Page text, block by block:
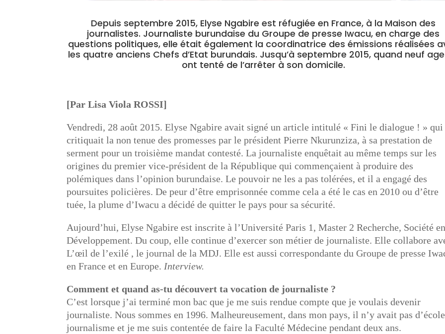
Depuis septembre 2015, Elyse Ngabire est réfugiée en France, à la Maison des
journalistes. Journaliste burundaise du Groupe de presse Iwacu, en charge des
questions politiques, elle était également la coordinatrice des émissions réalisées
les quatre anciens Chefs d’Etat burundais. Jusqu’à septembre 2015, quand neuf
ont tenté de l’arrêter à son domicile.
[Par Lisa Viola ROSSI]
Vendredi, 28 août 2015. Elyse Ngabire avait signé un article intitulé « Fini le dialogue ! » qui
critiquait la non tenue des promesses par le président Pierre Nkurunziza, à sa prestation de
serment pour un troisième mandat contesté. La journaliste enquêtait au même temps sur les
origines du premier vice-président de la République qui commençaient à produire des
polémiques dans l’opinion burundaise. Le pouvoir ne les a pas tolérées, et il a engagé des
poursuites policières. De peur d’être emprisonnée comme cela a été le cas en 2010 ou d’être
tuée, la plume d’Iwacu a décidé de quitter le pays pour sa sécurité.
Aujourd’hui, Elyse Ngabire est inscrite à l’Université Paris 1, Master 2 Recherche, Société
Développement. Du coup, elle continue d’exercer son métier de journaliste. Elle collabore
L’œil de l’exilé , le journal de la MDJ. Elle est aussi correspondante du Groupe de presse
en France et en Europe. Interview.
Comment et quand as-tu découvert ta vocation de journaliste ?
C’est lorsque j’ai terminé mon bac que je me suis rendue compte que je voulais devenir
journaliste. Nous sommes en 1996. Malheureusement, dans mon pays, il n’y avait pas
journalisme et je me suis contentée de faire la Faculté Médecine pendant deux ans.